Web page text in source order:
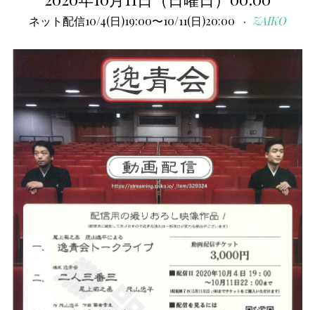
ネット配信10/4(日)19:00〜10/11(日)20:00 ZAIKO